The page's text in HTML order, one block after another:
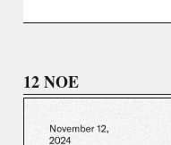
12 ΝΟΕ